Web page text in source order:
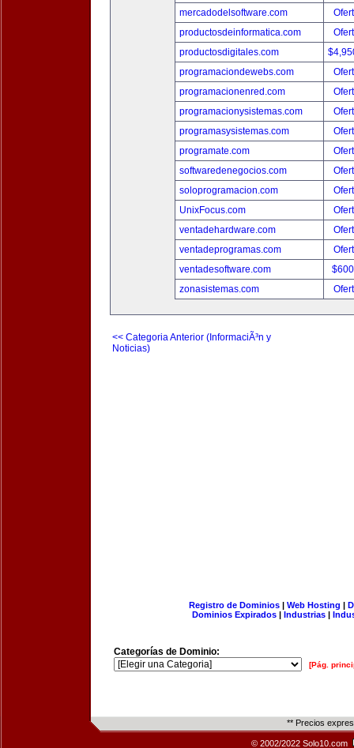
mercadodelsoftware.com
productosdeinformatica.com
productosdigitales.com
programaciondewebs.com
programacionenred.com
programacionysistemas.com
programasysistemas.com
programate.com
softwaredenegocios.com
soloprogramacion.com
UnixFocus.com
ventadehardware.com
ventadeprogramas.com
ventadesoftware.com
zonasistemas.com
<< Categoria Anterior (InformaciÃ³n y
Noticias)
Registro de Dominios| Web Hosting |
Dominios Expirados | Industrias |
Categorías de Dominio:
[Pág.
** Precios
© 2002/2022 Solo10.com